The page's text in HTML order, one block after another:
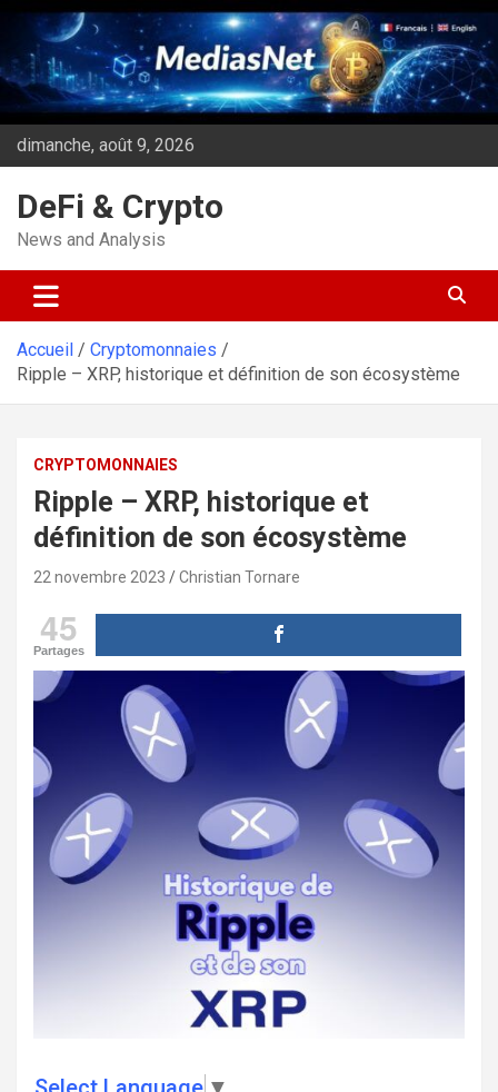
Aller
contenu
dimanche, août 9, 2026
DeFi & Crypto
News and Analysis
Accueil
Cryptomonnaies
Ripple – XRP, historique et définition de son écosystème
CRYPTOMONNAIES
Ripple – XRP, historique et
définition de son écosystème
22 novembre 2023 Christian Tornare
45
Partages